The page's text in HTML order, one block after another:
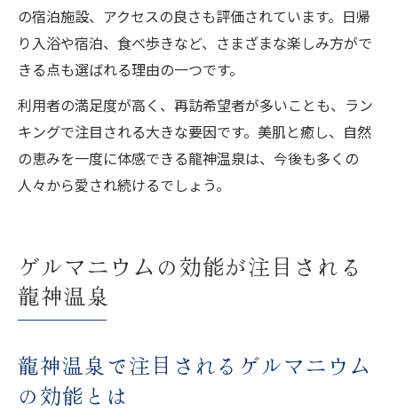
の宿泊施設、アクセスの良さも評価されています。日帰
り入浴や宿泊、食べ歩きなど、さまざまな楽しみ方がで
きる点も選ばれる理由の一つです。
利用者の満足度が高く、再訪希望者が多いことも、ラン
キングで注目される大きな要因です。美肌と癒し、自然
の恵みを一度に体感できる龍神温泉は、今後も多くの
人々から愛され続けるでしょう。
ゲルマニウムの効能が注目される
龍神温泉
龍神温泉で注目されるゲルマニウム
の効能とは